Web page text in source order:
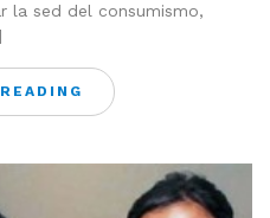
la sed del consumismo,